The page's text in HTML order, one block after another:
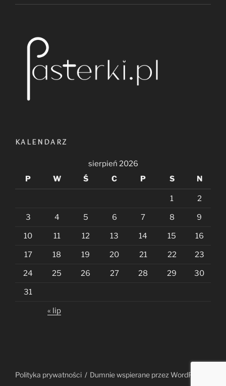
KALENDARZ
sierpień 2026
P
W Ś C P S N
1 2
3 4 5 6 7 8 9
10 11 12 13 14 15 16
17 18 19 20 21 22 23
24 25 26 27 28 29 30
31
« lip
Polityka prywatności Dumnie wspierane przez WordPress